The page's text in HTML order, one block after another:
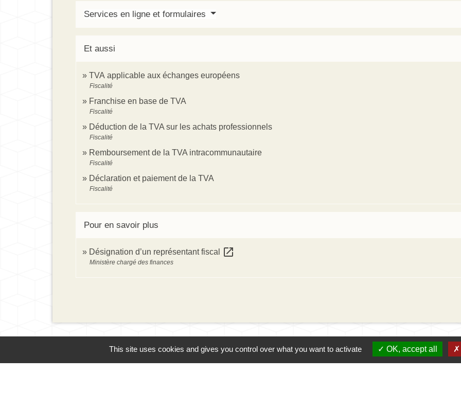
Services en ligne et formulaires
Et aussi
TVA applicable aux échanges européens
Fiscalité
Franchise en base de TVA
Fiscalité
Déduction de la TVA sur les achats professionnels
Fiscalité
Remboursement de la TVA intracommunautaire
Fiscalité
Déclaration et paiement de la TVA
Fiscalité
Pour en savoir plus
Désignation d’un représentant fiscal open_in_new
Ministère chargé des finances
This site uses cookies and gives you control over what you want to activate OK, accept all